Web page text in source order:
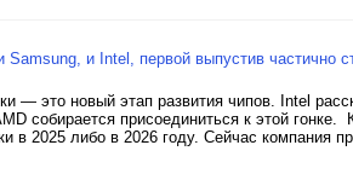
Samsung, и Intel, первой выпустив частично
— это новый этап развития чипов. Intel
собирается присоединиться к этой
в 2025 либо в 2026 году. Сейчас компания